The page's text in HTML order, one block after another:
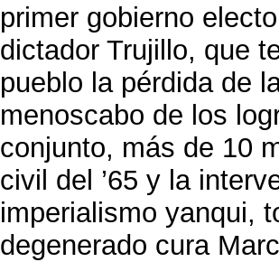
primer gobierno
dictador Trujillo, que
pueblo la pérdida de
menoscabo de los
conjunto, más de 10
civil del ’65 y la
imperialismo yanqui,
degenerado cura